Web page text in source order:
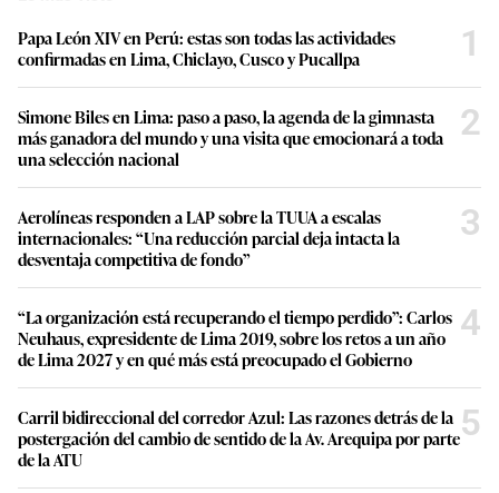
internacionales: “Una reducción parcial deja intacta la
desventaja competitiva de fondo”
“La organización está recuperando el tiempo perdido”: Carlos
Neuhaus, expresidente de Lima 2019, sobre los retos a un año
de Lima 2027 y en qué más está preocupado el Gobierno
4
Carril bidireccional del corredor Azul: Las razones detrás de la
postergación del cambio de sentido de la Av. Arequipa por parte
de la ATU
5
De brigadas de seguridad urbana al rol de los militares: ¿qué se
sabe del plan de seguridad que Abelardo de la Espriella pondrá
en marcha en Colombia?
6
Lo último en Justicia